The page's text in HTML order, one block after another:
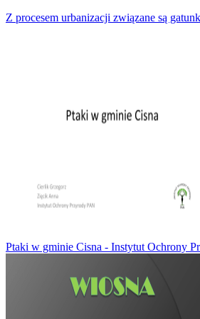
Z procesem urbanizacji związane są
Ptaki w gminie Cisna - Instytut Ochrony